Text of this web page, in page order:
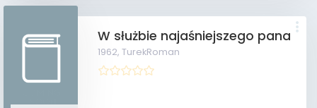
W służbie najaśniejszego pana
1962,TurekRoman